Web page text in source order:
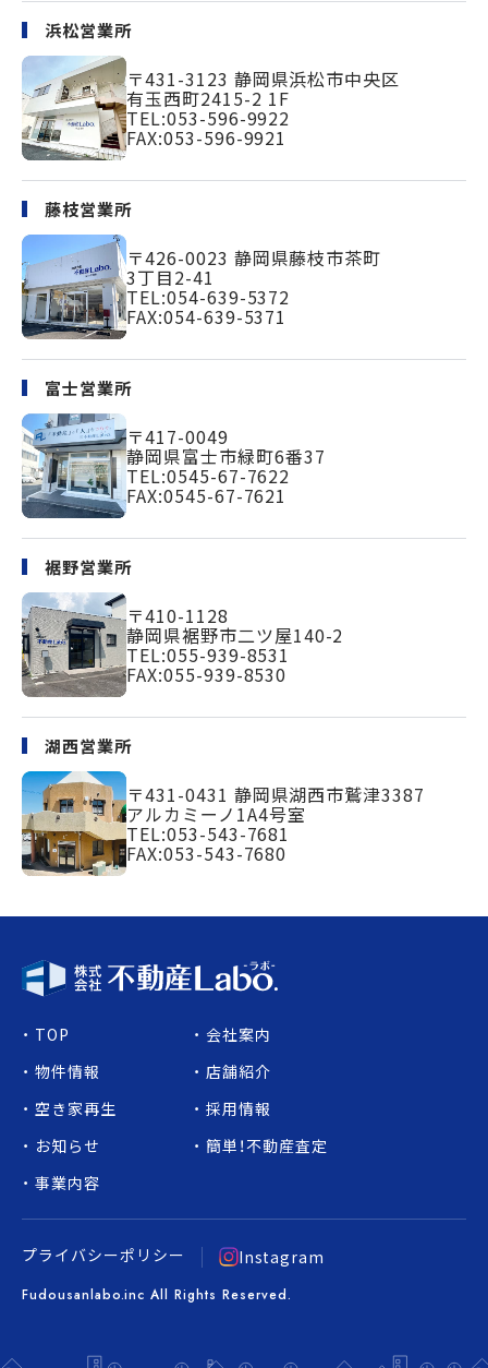
浜松営業所
〒431-3123 静岡県浜松市中央区
有玉西町2415-2 1F
TEL:053-596-9922
FAX:053-596-9921
藤枝営業所
〒426-0023 静岡県藤枝市茶町
3丁目2-41
TEL:054-639-5372
FAX:054-639-5371
富士営業所
〒417-0049
静岡県富士市緑町6番37
TEL:0545-67-7622
FAX:0545-67-7621
裾野営業所
〒410-1128
静岡県裾野市二ツ屋140-2
TEL:055-939-8531
FAX:055-939-8530
湖西営業所
〒431-0431 静岡県湖西市鷲津3387
アルカミーノ1A4号室
TEL:053-543-7681
FAX:053-543-7680
プライバシーポリシー Instagram
Fudousanlabo.inc All Rights Reserved.
TOP
お知らせ
店舗紹介
物件情報
事業内容
採用情報
空き家再生
会社案内
簡単！不動産査定